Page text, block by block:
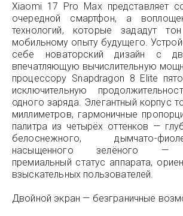
Xiaomi 17 Pro Max представляет
очередной смартфон, а
технологий, которые зададут
мобильному опыту будущего.
себе новаторский дизайн с
впечатляющую вычислительную
процессору Snapdragon 8 Elite
исключительную
одного заряда. Элегантный корпус
миллиметров, гармоничные
палитра из четырёх оттенков —
белоснежного, дымчато-
насыщенного зелёного —
премиальный статус аппарата,
взыскательных пользователей.
Двойной экран — безграничные